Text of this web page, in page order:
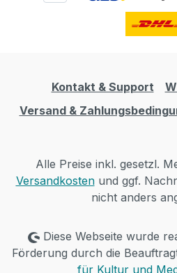
Kontakt & Support
Versand &
Alle Preise inkl. gesetzl.
Versandkostenund ggf.
nicht anders
Diese Webseite wurde
Förderung durch die
für Kultur und